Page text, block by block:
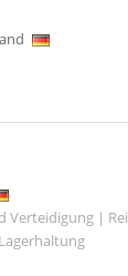
Verteidigung |